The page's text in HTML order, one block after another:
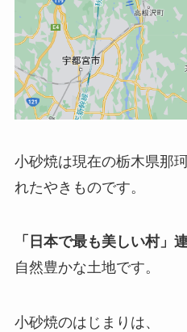
小砂焼は現在の栃木県那
れたやきものです。
「日本で最も美しい村」
自然豊かな土地です。
小砂焼のはじまりは、